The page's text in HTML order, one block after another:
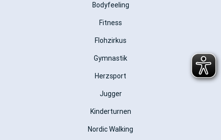
Bodyfeeling
Fitness
Flohzirkus
Gymnastik
Herzsport
Jugger
Kinderturnen
Nordic Walking